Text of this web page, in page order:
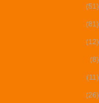
(51)
(81)
(12)
(8)
(11)
(26)